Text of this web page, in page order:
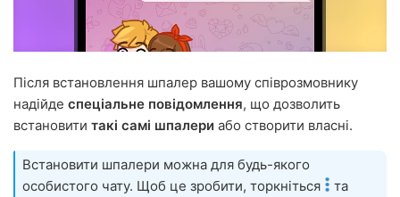
Після встановлення шпалер вашому співрозмовнику
надійде спеціальне повідомлення, що дозволить
встановити такі самі шпалери або створити власні.
Встановити шпалери можна для будь-якого
особистого чату. Щоб це зробити, торкніться
та